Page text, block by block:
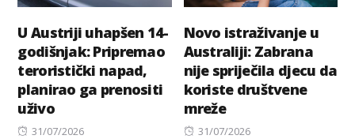
U Austriji uhapšen 14-
godišnjak: Pripremao
teroristički napad,
planirao ga prenositi
uživo
Posted
31/07/2026
Novo istraživanje u
Australiji: Zabrana
nije spriječila djecu da
koriste društvene
mreže
Posted
31/07/2026